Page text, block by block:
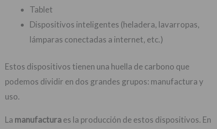
Tablet
Dispositivos inteligentes (heladera, lavarropas,
lámparas conectadas a internet, etc.)
Estos dispositivos tienen una huella de carbono que
podemos dividir en dos grandes grupos: manufactura y
uso.
La manufacturaes la producción de estos dispositivos. En